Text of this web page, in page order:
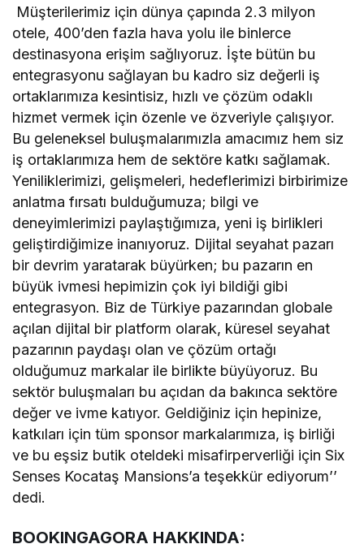
Müşterilerimiz için dünya çapında 2.3 milyon
otele, 400’den fazla hava yolu ile binlerce
destinasyona erişim sağlıyoruz. İşte bütün bu
entegrasyonu sağlayan bu kadro siz değerli iş
ortaklarımıza kesintisiz, hızlı ve çözüm odaklı
hizmet vermek için özenle ve özveriyle çalışıyor.
Bu geleneksel buluşmalarımızla amacımız hem siz
iş ortaklarımıza hem de sektöre katkı sağlamak.
Yeniliklerimizi, gelişmeleri, hedeflerimizi birbirimize
anlatma fırsatı bulduğumuza; bilgi ve
deneyimlerimizi paylaştığımıza, yeni iş birlikleri
geliştirdiğimize inanıyoruz. Dijital seyahat pazarı
bir devrim yaratarak büyürken; bu pazarın en
büyük ivmesi hepimizin çok iyi bildiği gibi
entegrasyon. Biz de Türkiye pazarından globale
açılan dijital bir platform olarak, küresel seyahat
pazarının paydaşı olan ve çözüm ortağı
olduğumuz markalar ile birlikte büyüyoruz. Bu
sektör buluşmaları bu açıdan da bakınca sektöre
değer ve ivme katıyor. Geldiğiniz için hepinize,
katkıları için tüm sponsor markalarımıza, iş birliği
ve bu eşsiz butik oteldeki misafirperverliği için Six
Senses Kocataş Mansions’a teşekkür ediyorum’’
dedi.
BOOKINGAGORA HAKKINDA: